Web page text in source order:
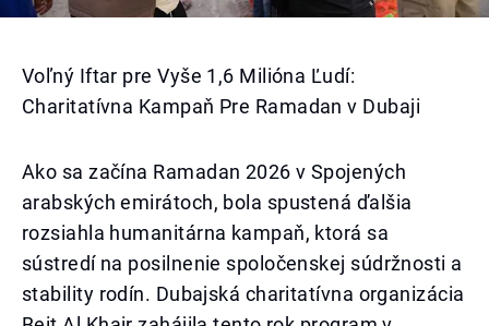
Voľný Iftar pre Vyše 1,6 Milióna Ľudí:
Charitatívna Kampaň Pre Ramadan v Dubaji
Ako sa začína Ramadan 2026 v Spojených
arabských emirátoch, bola spustená ďalšia
rozsiahla humanitárna kampaň, ktorá sa
sústredí na posilnenie spoločenskej súdržnosti a
stability rodín. Dubajská charitatívna organizácia